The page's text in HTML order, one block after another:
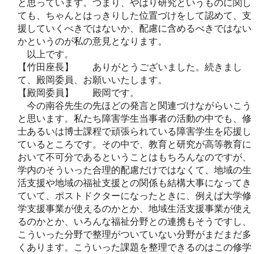
と思っています。つまり、やはり研究というものに関し
ても、ちゃんとはっきりした位置づけをして認めて、支
援していくべきではないか、配慮に含めるべきではない
かというのが私の意見となります。
以上です。
【竹田座長】 ありがとうございました。続きまし
て、殿岡委員、お願いいたします。
【殿岡委員】 殿岡です。
今の南谷先生の先ほどの発言と関連づけながらいこう
と思います。私たち障害学生当事者の活動の中でも、修
士あるいは博士課程で頑張られている障害学生を応援し
ているところです。その中で、教育と研究が高等教育に
おいて不可分であるということはもちろんなのですが、
学内のそういった合理的配慮だけではなくて、地域の生
活支援や地域の福祉支援との関係も結構大事になってき
ていて、ポストドクターになったときに、例えば大学修
学支援事業が使えるのかとか、地域生活支援事業が使え
るのかとか、いろんな福祉分野との連携もそうですし、
こういった分野で整理がついていない分野がまだまだ多
くあります。こういった課題を整理できるのはこの修学